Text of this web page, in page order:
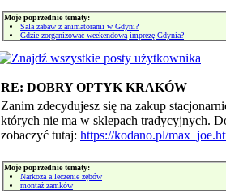
Moje poprzednie tematy:
Sala zabaw z animatorami w Gdyni?
Gdzie zorganizować weekendową imprezę Gdynia?
RE: DOBRY OPTYK KRAKÓW
Zanim zdecydujesz się na zakup
których nie ma w sklepach tradycyjnych.
zobaczyć tutaj: https://kodano.pl/
Moje poprzednie tematy:
Narkoza a leczenie zębów
montaż zamków